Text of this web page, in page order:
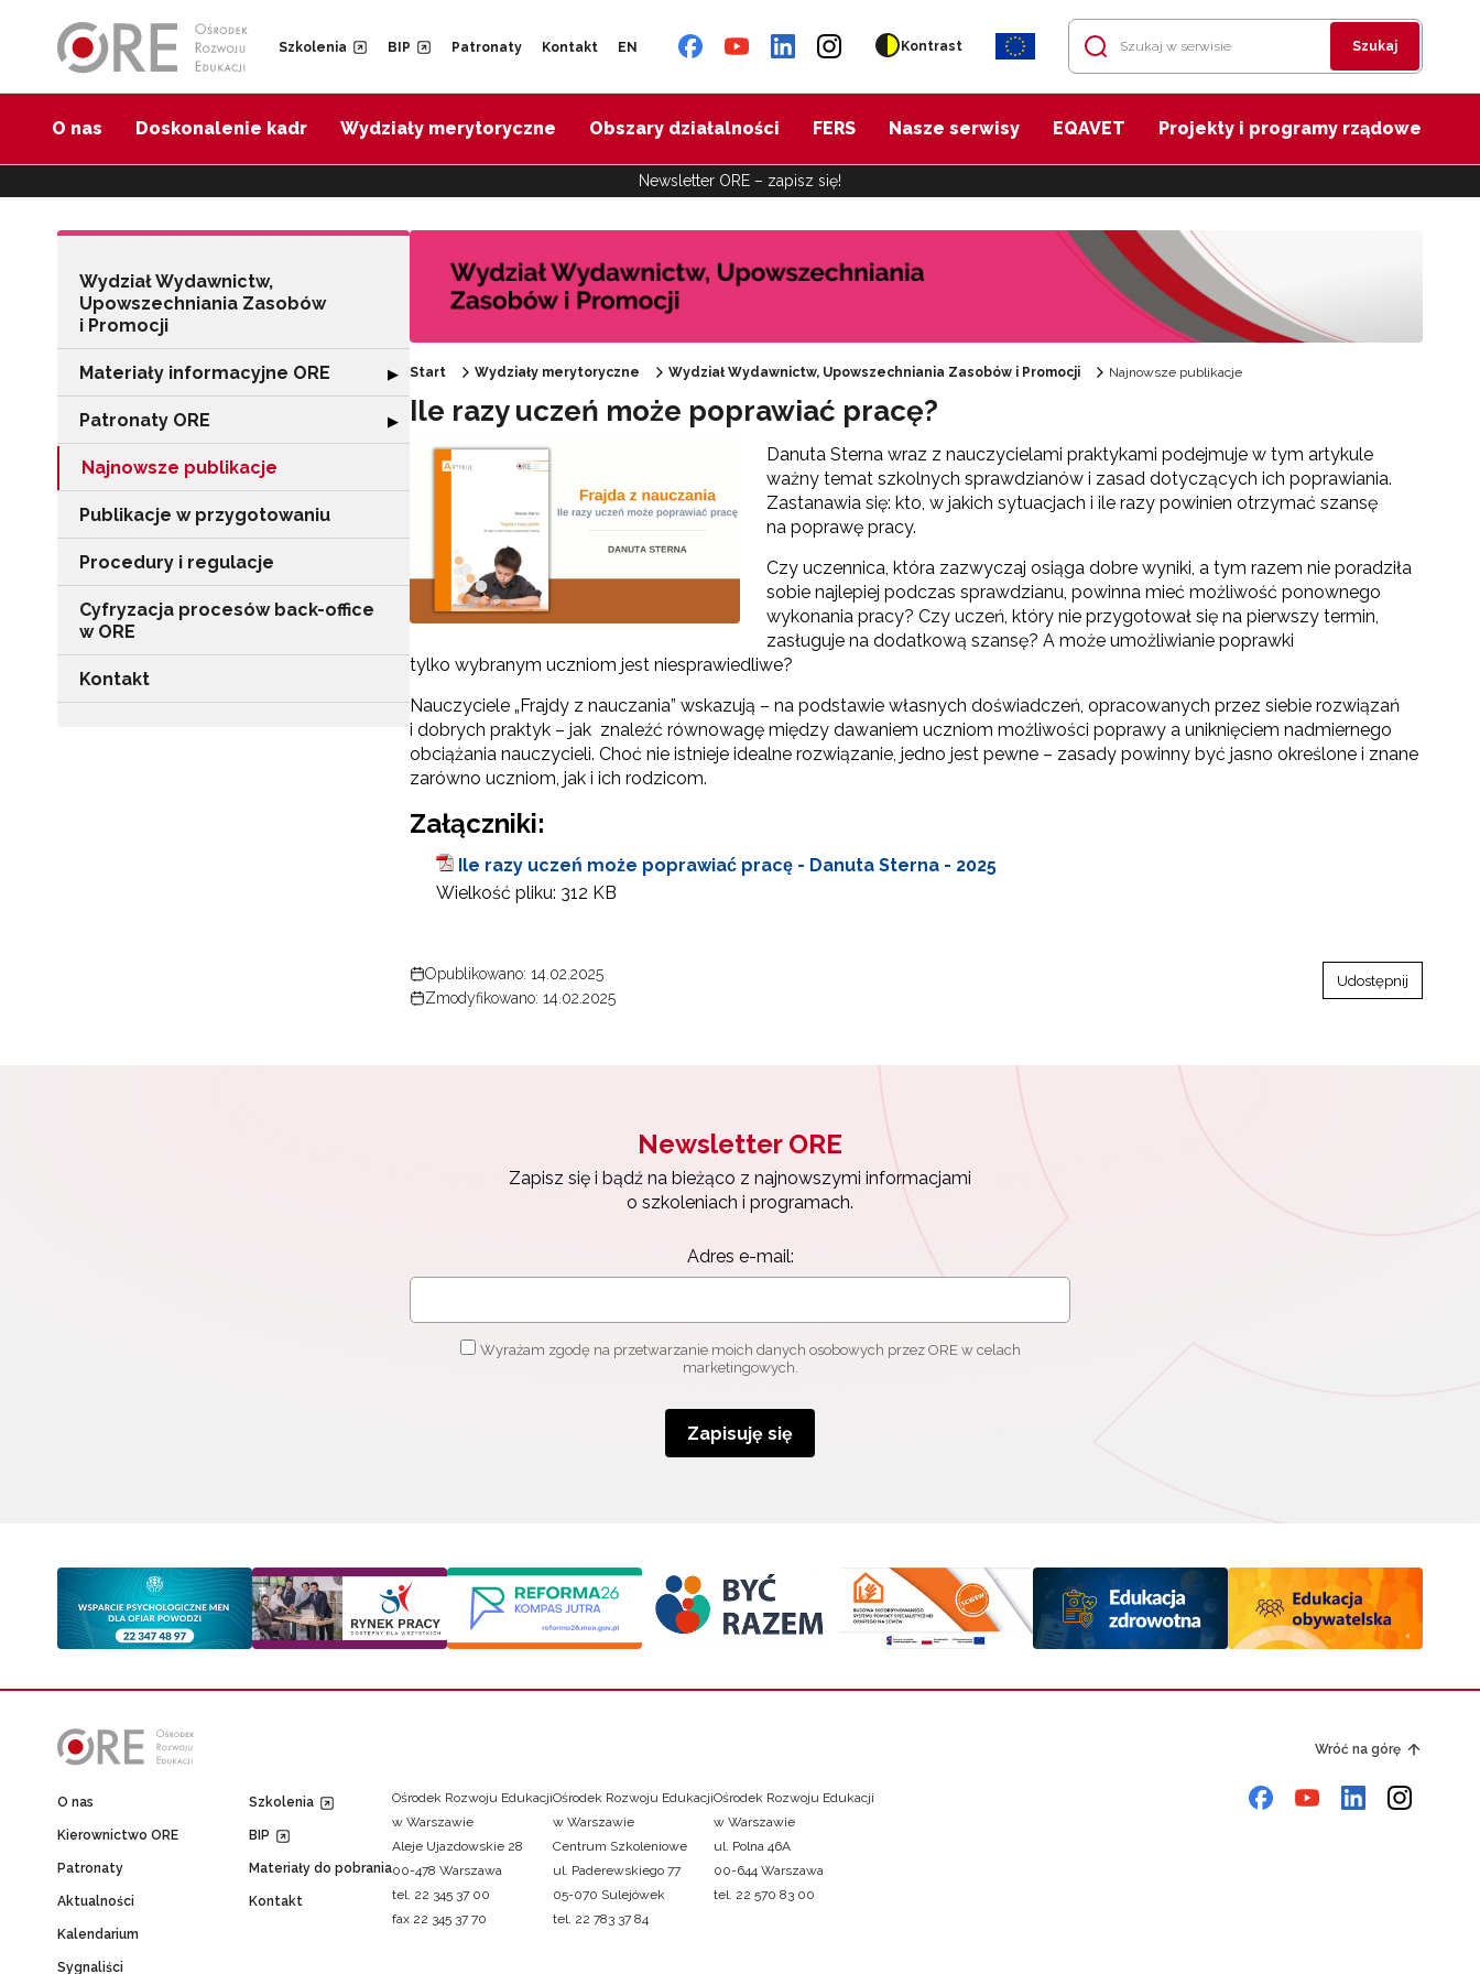
Szkolenia BIP Patronaty Kontakt EN Kontrast Szukaj
O nas Doskonalenie kadr Wydziały merytoryczne Obszary działalności FERS Nasze serwisy EQAVET Projekty i programy rządowe
Newsletter ORE – zapisz się!
Wydział Wydawnictw,
Upowszechniania Zasobów
i Promocji
Materiały informacyjne ORE Rozwiń sekcję "Materiały informacyjne ORE"
▶
Patronaty ORE Rozwiń sekcję "Patronaty ORE"
▶
Najnowsze publikacje
Publikacje w przygotowaniu
Procedury i regulacje
Cyfryzacja procesów back-office
w ORE
Kontakt
Start Wydziały merytoryczne Wydział Wydawnictw, Upowszechniania Zasobów i Promocji Najnowsze publikacje
Ile razy uczeń może poprawiać pracę?
Danuta Sterna wraz z nauczycielami praktykami podejmuje w tym artykule
ważny temat szkolnych sprawdzianów i zasad dotyczących ich poprawiania.
Zastanawia się: kto, w jakich sytuacjach i ile razy powinien otrzymać szansę
na poprawę pracy.
Czy uczennica, która zazwyczaj osiąga dobre wyniki, a tym razem nie poradziła
sobie najlepiej podczas sprawdzianu, powinna mieć możliwość ponownego
wykonania pracy? Czy uczeń, który nie przygotował się na pierwszy termin,
zasługuje na dodatkową szansę? A może umożliwianie poprawki
tylko wybranym uczniom jest niesprawiedliwe?
Nauczyciele „Frajdy z nauczania” wskazują – na podstawie własnych doświadczeń, opracowanych przez siebie rozwiązań
i dobrych praktyk – jak znaleźć równowagę między dawaniem uczniom możliwości poprawy a uniknięciem nadmiernego
obciążania nauczycieli. Choć nie istnieje idealne rozwiązanie, jedno jest pewne – zasady powinny być jasno określone i znane
zarówno uczniom, jak i ich rodzicom.
Załączniki:
Ile razy uczeń może poprawiać pracę - Danuta Sterna - 2025
Wielkość pliku: 312 KB
Opublikowano: 14.02.2025
Zmodyfikowano: 14.02.2025
Udostępnij
Newsletter ORE
Zapisz się i bądź na bieżąco z najnowszymi informacjami
o szkoleniach i programach.
Adres e-mail:
Wyrażam zgodę na przetwarzanie moich danych osobowych przez ORE w celach
marketingowych.
Zapisuję się
Wróć na górę
O nas
Kierownictwo ORE
Patronaty
Aktualności
Kalendarium
Sygnaliści
Szkolenia
BIP
Materiały do pobrania
Kontakt
Ośrodek Rozwoju Edukacji
w Warszawie
Aleje Ujazdowskie 28
00-478 Warszawa
tel. 22 345 37 00
fax 22 345 37 70
Ośrodek Rozwoju Edukacji
w Warszawie
Centrum Szkoleniowe
ul. Paderewskiego 77
05-070 Sulejówek
tel. 22 783 37 84
Ośrodek Rozwoju Edukacji
w Warszawie
ul. Polna 46A
00-644 Warszawa
tel. 22 570 83 00